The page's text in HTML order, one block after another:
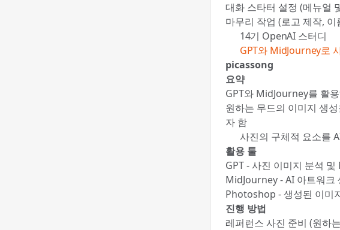
대화 스타터 설정 (메뉴얼
마무리 작업 (로고 제작,
📚 14기 OpenAI 스터디
GPT와 MidJourney로
picassong
요약
GPT와 MidJourney를 활
원하는 무드의 이미지 생
자 함
🍯 사진의 구체적 요소를
활용 툴
GPT - 사진 이미지 분석
MidJourney - AI 아트워크
Photoshop - 생성된 이미
진행 방법
레퍼런스 사진 준비 (원하